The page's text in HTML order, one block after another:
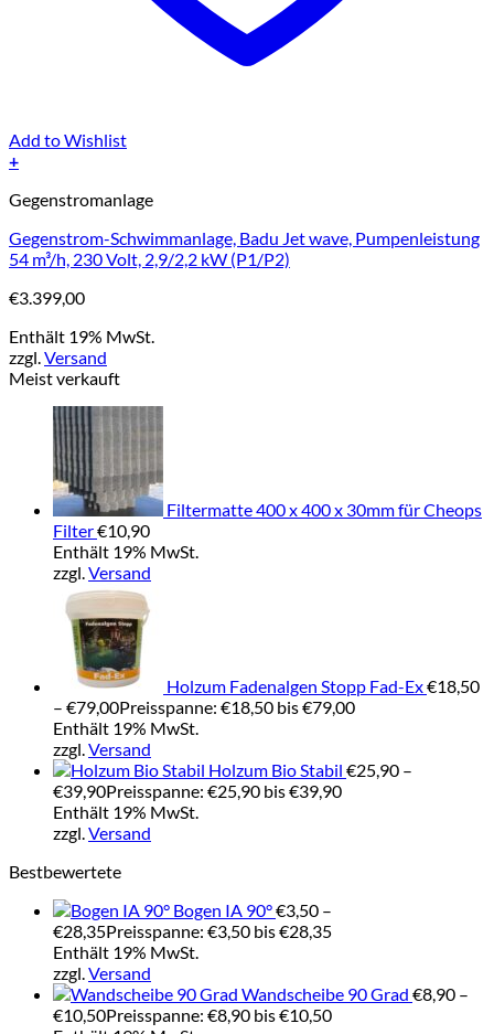
Add to Wishlist
+
Gegenstromanlage
Gegenstrom-Schwimmanlage, Badu Jet wave, Pumpenleistung
54 m³/h, 230 Volt, 2,9/2,2 kW (P1/P2)
€3.399,00
Enthält 19% MwSt.
zzgl.Versand
Meist verkauft
Filtermatte 400 x 400 x 30mm für Cheops
Filter€10,90
Enthält 19% MwSt.
zzgl.Versand
Holzum Fadenalgen Stopp Fad-Ex€18,50
– €79,00Preisspanne: €18,50 bis €79,00
Enthält 19% MwSt.
zzgl.Versand
Holzum Bio Stabil €25,90 –
€39,90Preisspanne: €25,90 bis €39,90
Enthält 19% MwSt.
zzgl.Versand
Bestbewertete
Bogen IA 90°€3,50 –
€28,35Preisspanne: €3,50 bis €28,35
Enthält 19% MwSt.
zzgl.Versand
Wandscheibe 90 Grad €8,90 –
€10,50Preisspanne: €8,90 bis €10,50